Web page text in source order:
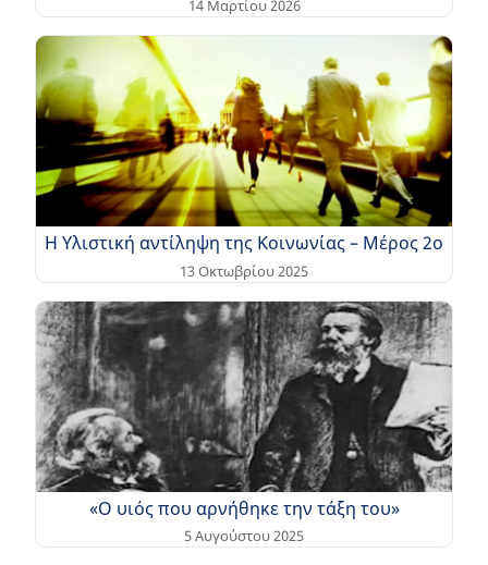
14 Μαρτίου 2026
Η Υλιστική αντίληψη της Κοινωνίας – Μέρος 2ο
13 Οκτωβρίου 2025
«Ο υιός που αρνήθηκε την τάξη του»
5 Αυγούστου 2025